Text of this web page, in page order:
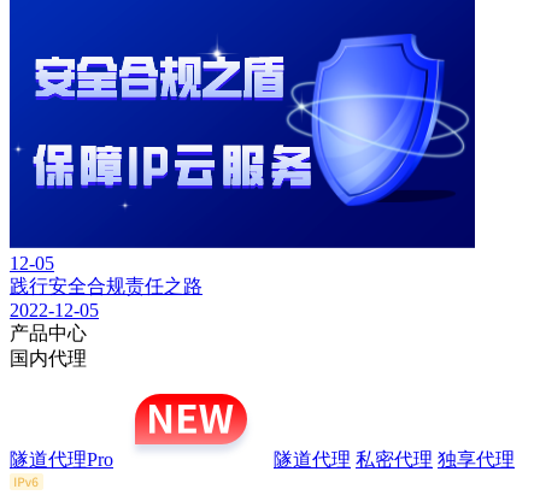
12-05
践行安全合规责任之路
2022-12-05
产品中心
国内代理
隧道代理Pro 隧道代理 私密代理 独享代理